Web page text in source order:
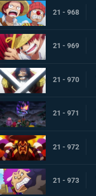
21 - 968
21 - 969
21 - 970
21 - 971
21 - 972
21 - 973